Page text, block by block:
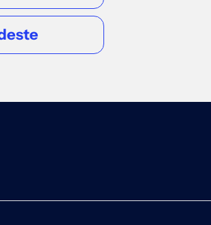
Travessa São Pedro, 566 - Edifício
Carajas, Sala 902
Acessar